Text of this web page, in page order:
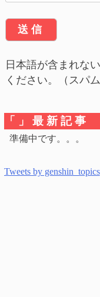
日本語が含まれな
ください。（スパム
「」最新記事
準備中です。。。
Tweets by genshin_topics